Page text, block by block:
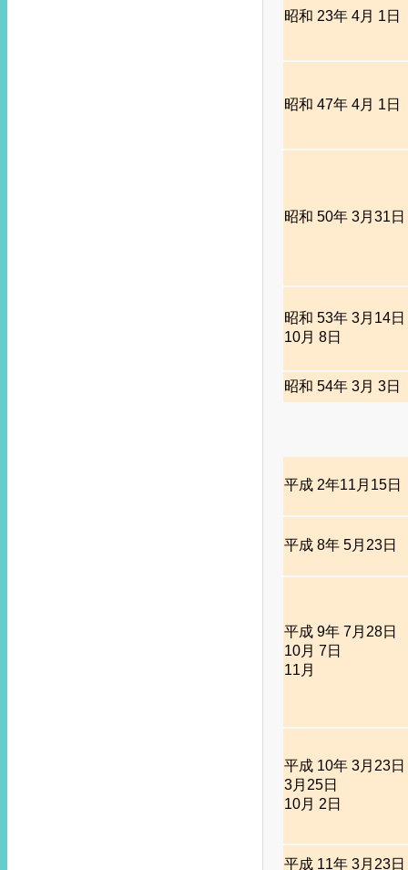
昭和 23年 4月 1日
昭和 47年 4月 1日
昭和 50年 3月31日
昭和 53年 3月14日
10月 8日
昭和 54年 3月 3日
平成 2年11月15日
平成 8年 5月23日
平成 9年 7月28日
10月 7日
11月
平成 10年 3月23日
3月25日
10月 2日
平成 11年 3月23日